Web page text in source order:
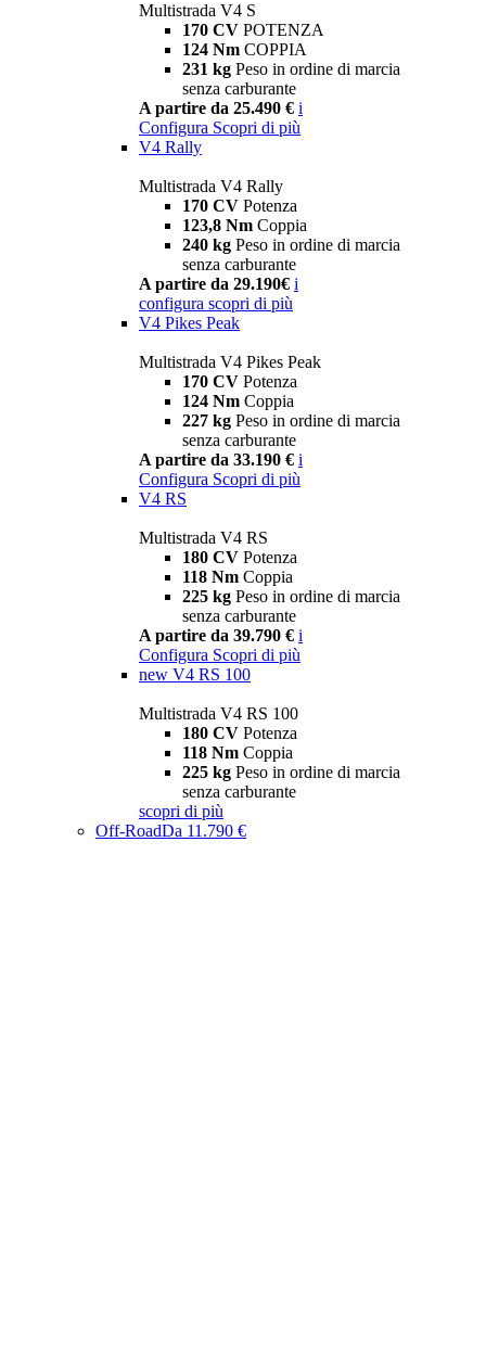
Multistrada V4 S
170 CV POTENZA
124 Nm COPPIA
231 kg Peso in ordine di marcia
senza carburante
A partire da 25.490 € i
Configura Scopri di più
V4 Rally
Multistrada V4 Rally
170 CV Potenza
123,8 Nm Coppia
240 kg Peso in ordine di marcia
senza carburante
A partire da 29.190€ i
configura scopri di più
V4 Pikes Peak
Multistrada V4 Pikes Peak
170 CV Potenza
124 Nm Coppia
227 kg Peso in ordine di marcia
senza carburante
A partire da 33.190 € i
Configura Scopri di più
V4 RS
Multistrada V4 RS
180 CV Potenza
118 Nm Coppia
225 kg Peso in ordine di marcia
senza carburante
A partire da 39.790 € i
Configura Scopri di più
new V4 RS 100
Multistrada V4 RS 100
180 CV Potenza
118 Nm Coppia
225 kg Peso in ordine di marcia
senza carburante
scopri di più
Off-RoadDa 11.790 €